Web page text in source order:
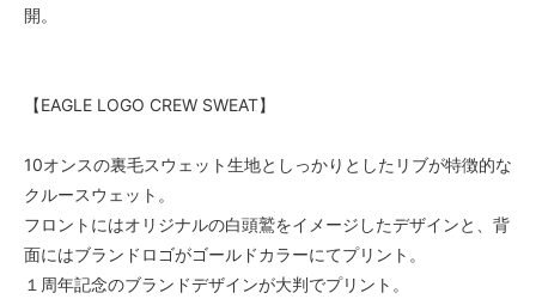
開。
【EAGLE LOGO CREW SWEAT】
10オンスの裏毛スウェット生地としっかりとしたリブが特徴的な
クルースウェット。
フロントにはオリジナルの白頭鷲をイメージしたデザインと、背
面にはブランドロゴがゴールドカラーにてプリント。
１周年記念のブランドデザインが大判でプリント。